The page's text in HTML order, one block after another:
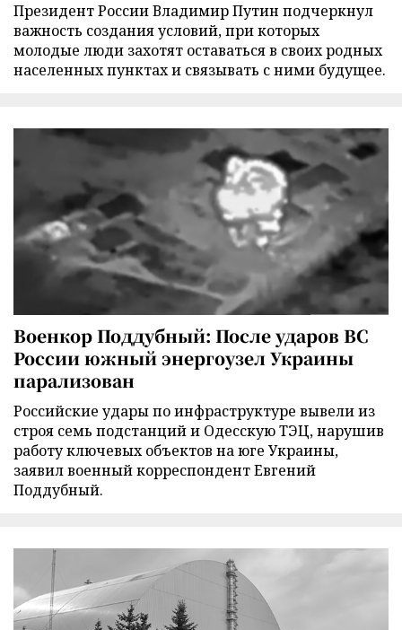
Президент России Владимир Путин подчеркнул
важность создания условий, при которых
молодые люди захотят оставаться в своих родных
населенных пунктах и связывать с ними будущее.
Военкор Поддубный: После ударов ВС
России южный энергоузел Украины
парализован
Российские удары по инфраструктуре вывели из
строя семь подстанций и Одесскую ТЭЦ, нарушив
работу ключевых объектов на юге Украины,
заявил военный корреспондент Евгений
Поддубный.